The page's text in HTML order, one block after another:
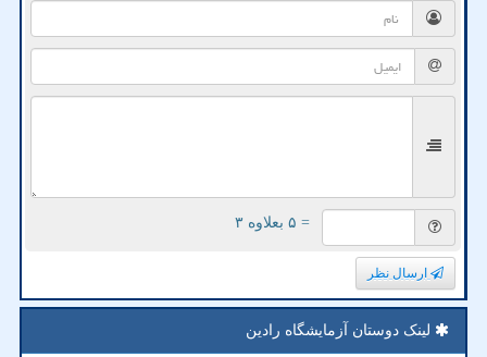
= ۵ بعلاوه ۳
ارسال نظر
لینک دوستان آزمایشگاه رادین